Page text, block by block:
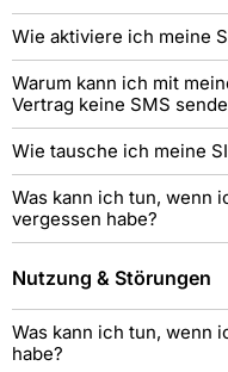
Wie aktiviere ich meine
Warum kann ich mit
Vertrag keine SMS
Wie tausche ich meine
Was kann ich tun, wenn
vergessen habe?
Nutzung & Störungen
Was kann ich tun, wenn
habe?